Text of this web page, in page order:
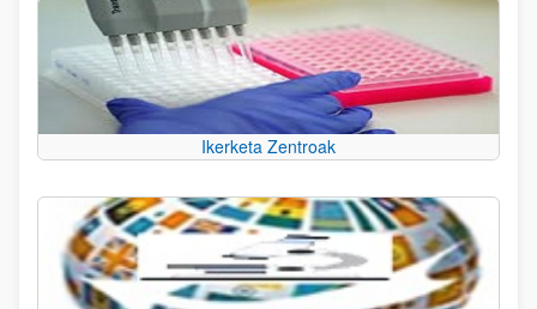
Ikerketa Zentroak